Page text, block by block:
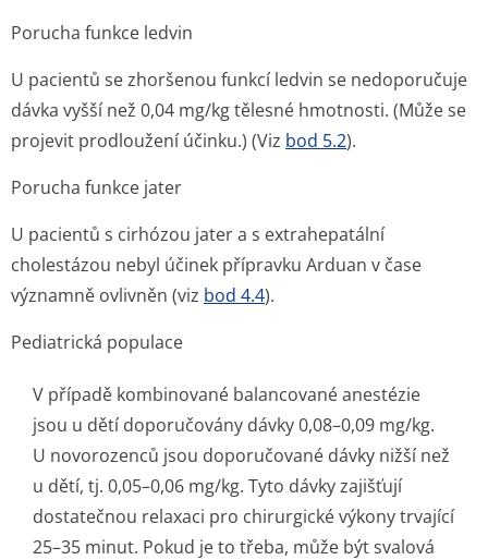
Porucha funkce ledvin
U pacientů se zhoršenou funkcí ledvin se nedoporučuje
dávka vyšší než 0,04 mg/kg tělesné hmotnosti. (Může se
projevit prodloužení účinku.) (Viz bod 5.2).
Porucha funkce jater
U pacientů s cirhózou jater a s extrahepatální
cholestázou nebyl účinek přípravku Arduan v čase
významně ovlivněn (viz bod 4.4).
Pediatrická populace
V případě kombinované balancované anestézie
jsou u dětí doporučovány dávky 0,08–0,09 mg/kg.
U novorozenců jsou doporučované dávky nižší než
u dětí, tj. 0,05–0,06 mg/kg. Tyto dávky zajišťují
dostatečnou relaxaci pro chirurgické výkony trvající
25–35 minut. Pokud je to třeba, může být svalová